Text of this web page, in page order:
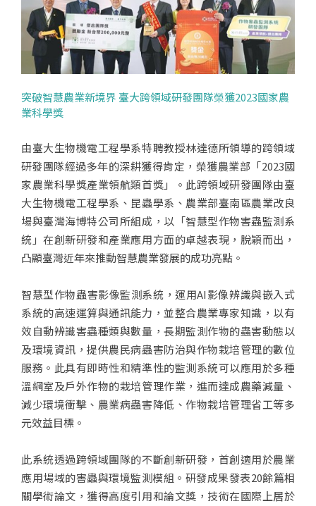
突破智慧農業新境界 臺大跨領域研發團隊榮獲2023國家農
業科學獎
由臺大生物機電工程學系特聘教授林達德所領導的跨領域
研發團隊經過多年的深耕獲得肯定，榮獲農業部「2023國
家農業科學獎產業領航類首獎」。此跨領域研發團隊由臺
大生物機電工程學系、昆蟲學系、農業部臺南區農業改良
場與臺灣海博特公司所組成，以「智慧型作物害蟲監測系
統」在創新研發和產業應用方面的卓越表現，脫穎而出，
凸顯臺灣近年來推動智慧農業發展的成功亮點。
智慧型作物蟲害影像監測系統，運用AI影像辨識與嵌入式
系統的高速運算與通訊能力，並整合農業專家知識，以有
效自動辨識害蟲種類與數量，長期監測作物的蟲害動態以
及環境資訊，提供農民病蟲害防治與作物栽培管理的數位
服務。此具有即時性和精準性的監測系統可以應用於多種
溫網室及戶外作物的栽培管理作業，進而達成農藥減量、
減少環境衝擊、農業病蟲害降低、作物栽培管理省工等多
元效益目標。
此系統透過跨領域團隊的不斷創新研發，首創適用於農業
應用場域的害蟲與環境監測模組。研發成果發表20餘篇相
關學術論文，獲得高度引用和論文獎，技術在國際上居於